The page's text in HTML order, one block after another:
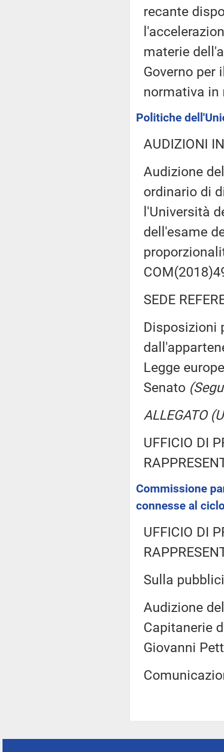
recante
materie
Governo per
normativa in
Politiche
AUDIZIONI
Audizione
ordinario di
l'Università
dell'esame
SEDE
Disposizioni
Legge
Senato
ALLEGATO
UFFICIO DI
Commissione
connesse al
UFFICIO DI
Sulla
Audizione
Capitanerie
Giovanni